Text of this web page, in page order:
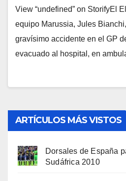
View “undefined” on StorifyEl
equipo Marussia, Jules
gravísimo accidente en el GP
evacuado al hospital, en
ARTÍCULOS MÁS VISTOS
Dorsales de España
Sudáfrica 2010